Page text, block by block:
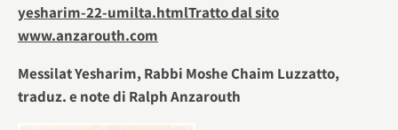
yesharim-22-umilta.htmlTratto dal sito
www.anzarouth.com
Messilat Yesharim, Rabbi Moshe Chaim Luzzatto,
traduz. e note di Ralph Anzarouth